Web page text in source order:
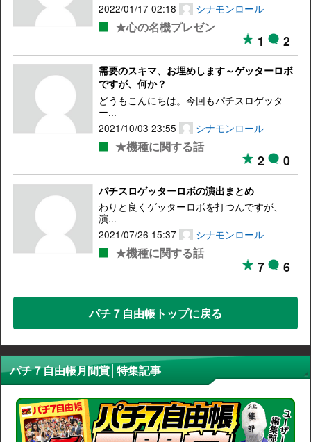
2022/01/17 02:18
シナモンロール
★心の名機プレゼン
1 2
需要のスキマ、お埋めします～ゲッターロボ
ですが、何か？
どうもこんにちは。今回もパチスロゲッタ
ー...
2021/10/03 23:55
シナモンロール
★機種に関する話
2 0
パチスロゲッターロボの演出まとめ
わりと良くゲッターロボを打つんですが、
演...
2021/07/26 15:37
シナモンロール
★機種に関する話
7 6
パチ７自由帳トップに戻る
パチ７自由帳月間賞│特集記事